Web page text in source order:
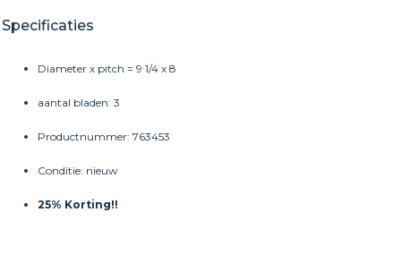
Specificaties
Diameter x pitch = 9 1/4 x 8
aantal bladen: 3
Productnummer: 763453
Conditie: nieuw
25% Korting!!